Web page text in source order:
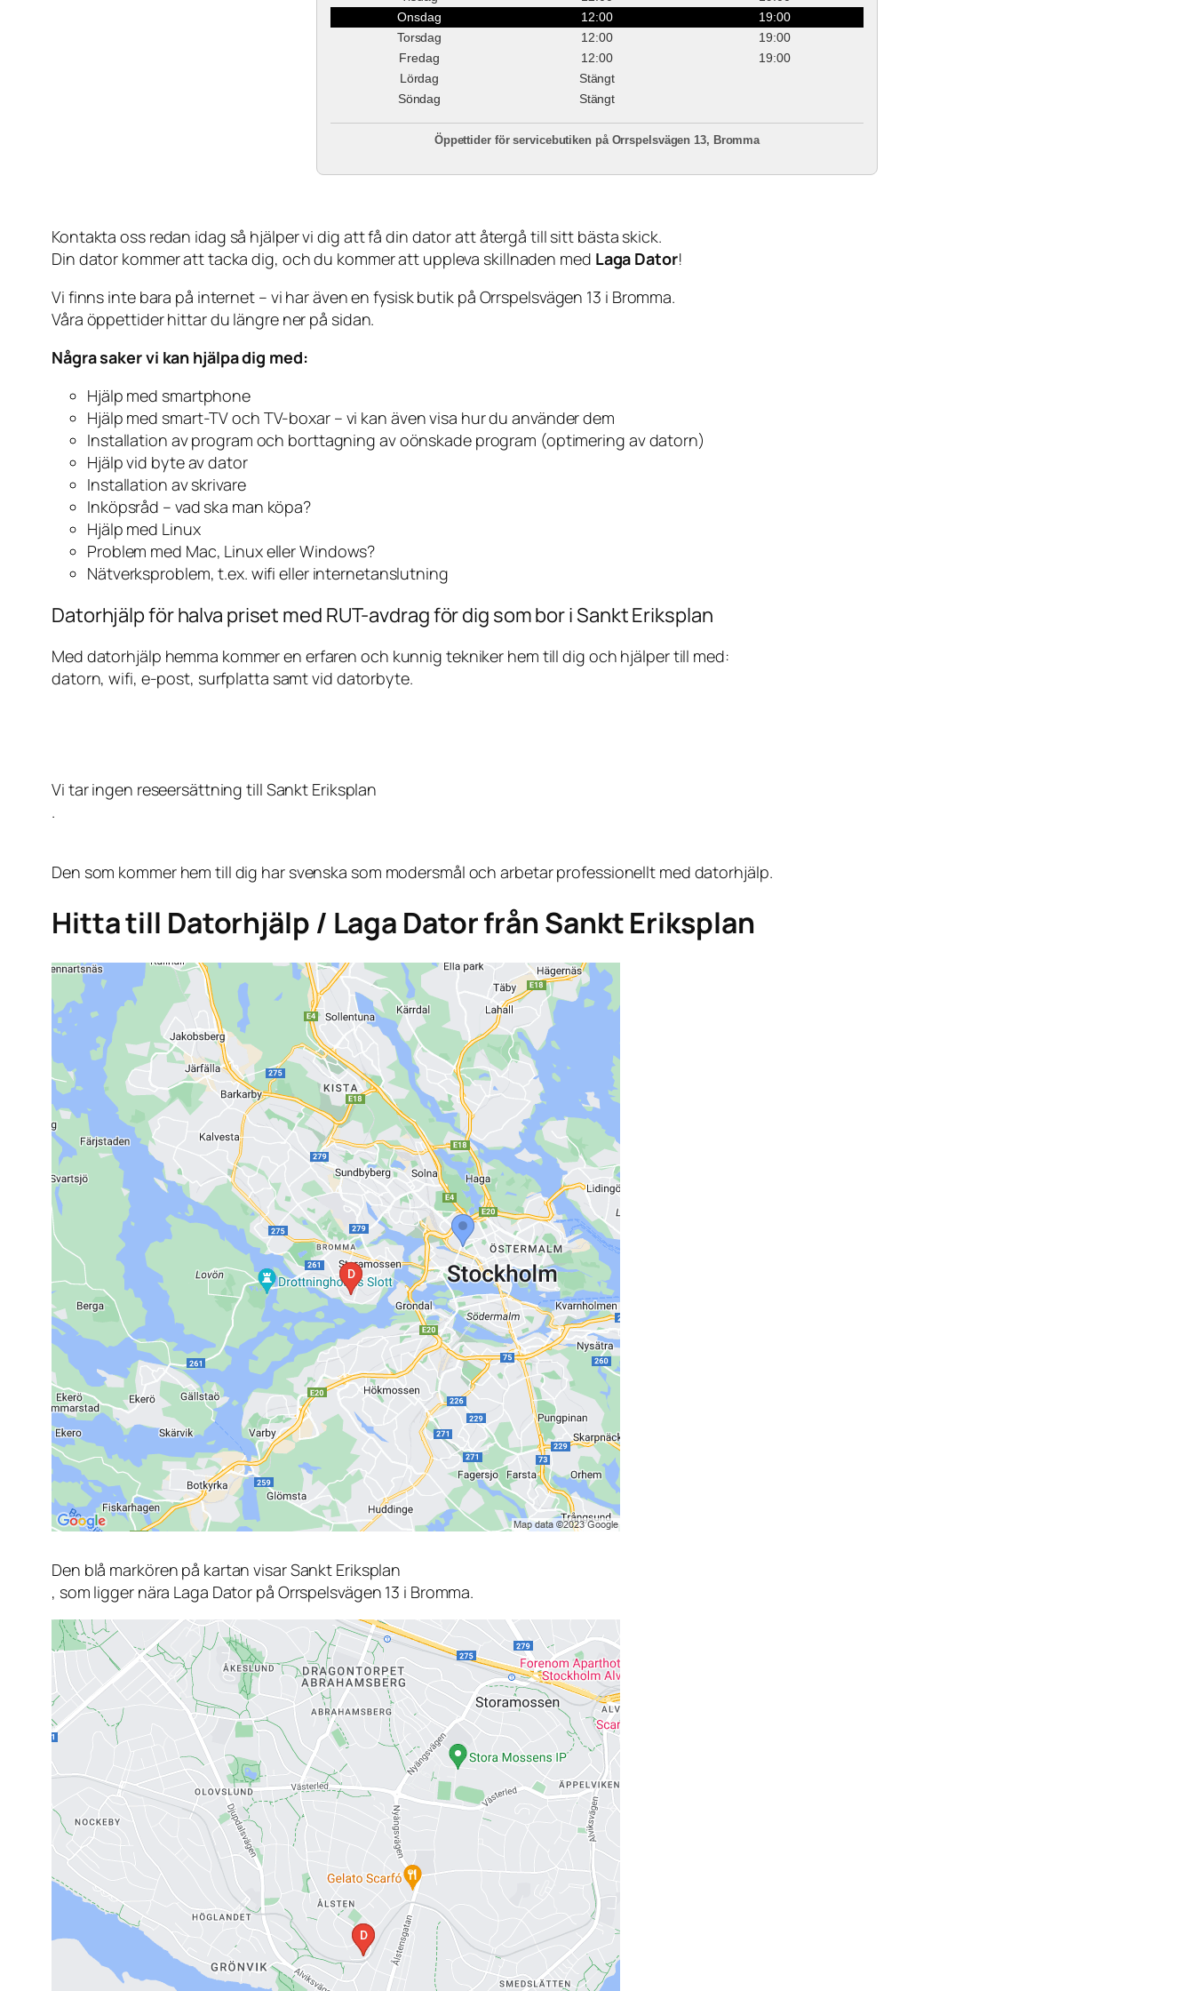
Onsdag
12:00
19:00
Torsdag
12:00
19:00
Fredag
12:00
19:00
Lördag
Stängt
Söndag
Stängt
Öppettider för servicebutiken på Orrspelsvägen 13, Bromma
Kontakta oss redan idag så hjälper vi dig att få din dator att återgå till sitt bästa skick.
Din dator kommer att tacka dig, och du kommer att uppleva skillnaden med Laga Dator!
Vi finns inte bara på internet – vi har även en fysisk butik på Orrspelsvägen 13 i Bromma.
Våra öppettider hittar du längre ner på sidan.
Några saker vi kan hjälpa dig med:
Hjälp med smartphone
Hjälp med smart-TV och TV-boxar – vi kan även visa hur du använder dem
Installation av program och borttagning av oönskade program (optimering av datorn)
Hjälp vid byte av dator
Installation av skrivare
Inköpsråd – vad ska man köpa?
Hjälp med Linux
Problem med Mac, Linux eller Windows?
Nätverksproblem, t.ex. wifi eller internetanslutning
Datorhjälp för halva priset med RUT-avdrag för dig som bor i Sankt Eriksplan
Med datorhjälp hemma kommer en erfaren och kunnig tekniker hem till dig och hjälper till med:
datorn, wifi, e-post, surfplatta samt vid datorbyte.
Vi tar ingen reseersättning till Sankt Eriksplan
.
Den som kommer hem till dig har svenska som modersmål och arbetar professionellt med datorhjälp.
Hitta till Datorhjälp / Laga Dator från Sankt Eriksplan
Den blå markören på kartan visar Sankt Eriksplan
, som ligger nära Laga Dator på Orrspelsvägen 13 i Bromma.